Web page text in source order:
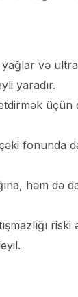
yağlar və
yaradır.
fonunda
həm də
riski